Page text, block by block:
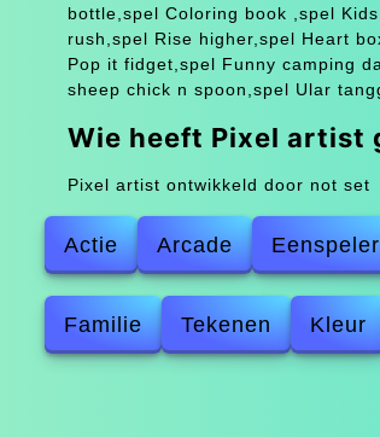
bottle,spel Coloring book ,spel
rush,spel Rise higher,spel Heart
Pop it fidget,spel Funny camping
sheep chick n spoon,spel Ular
Wie heeft Pixel artist
Pixel artist ontwikkeld door not set
Actie Arcade Eenspeler
Familie Tekenen Kleur